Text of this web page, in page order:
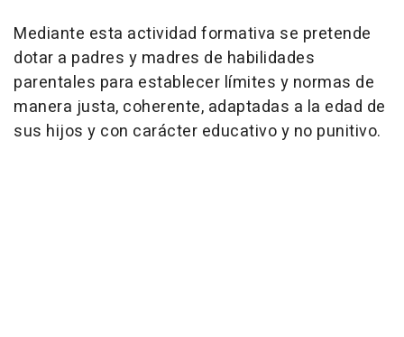
Mediante esta actividad formativa se pretende
dotar a padres y madres de habilidades
parentales para establecer límites y normas de
manera justa, coherente, adaptadas a la edad de
sus hijos y con carácter educativo y no punitivo.